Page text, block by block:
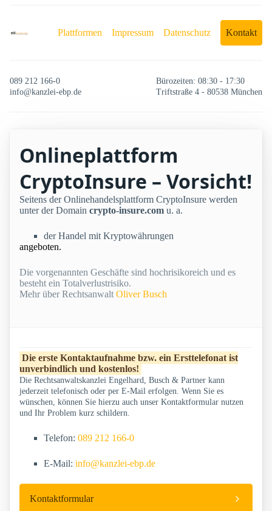
Plattformen Impressum Datenschutz Kontakt
089 212 166-0
info@kanzlei-ebp.de
Bürozeiten: 08:30 - 17:30
Triftstraße 4 - 80538 München
Onlineplattform
CryptoInsure – Vorsicht!
Seitens der Onlinehandelsplattform CryptoInsure werden
unter der Domain crypto-insure.com u. a.
der Handel mit Kryptowährungen
angeboten.
Die vorgenannten Geschäfte sind hochrisikoreich und es
besteht ein Totalverlustrisiko.
Mehr über Rechtsanwalt Oliver Busch
Die erste Kontaktaufnahme bzw. ein Ersttelefonat ist
unverbindlich und kostenlos!
Die Rechtsanwaltskanzlei Engelhard, Busch & Partner kann
jederzeit telefonisch oder per E-Mail erfolgen. Wenn Sie es
wünschen, können Sie hierzu auch unser Kontaktformular nutzen
und Ihr Problem kurz schildern.
Telefon: 089 212 166-0
E-Mail: info@kanzlei-ebp.de
Kontaktformular